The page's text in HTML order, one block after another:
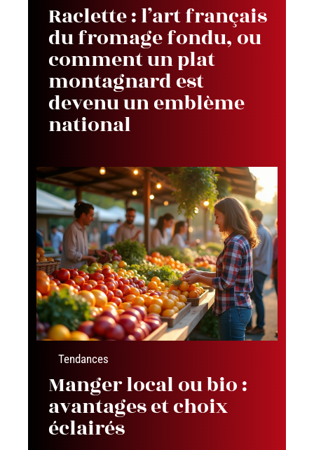
Raclette : l’art français
du fromage fondu, ou
comment un plat
montagnard est
devenu un emblème
national
Tendances
Manger local ou bio :
avantages et choix
éclairés